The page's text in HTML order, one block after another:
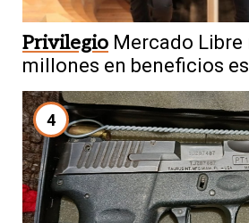
Privilegio Mercado Libre
millones en beneficios
4